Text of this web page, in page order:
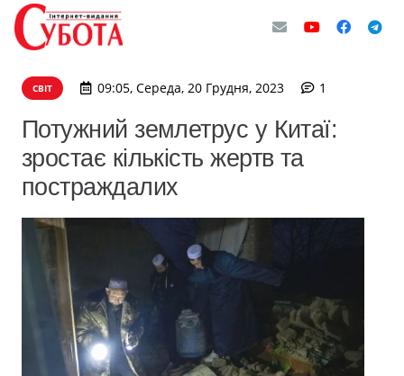
СВІТ 09:05, Середа, 20 Грудня, 2023 1
Потужний землетрус у Китаї:
зростає кількість жертв та
постраждалих